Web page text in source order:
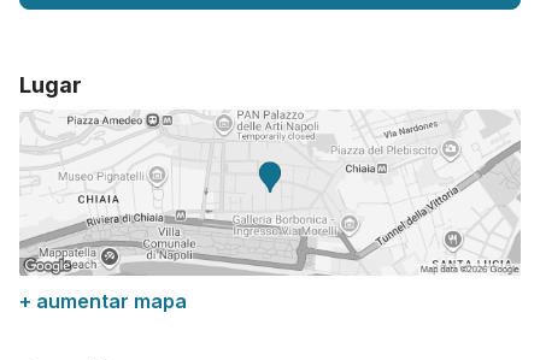
Lugar
+ aumentar mapa